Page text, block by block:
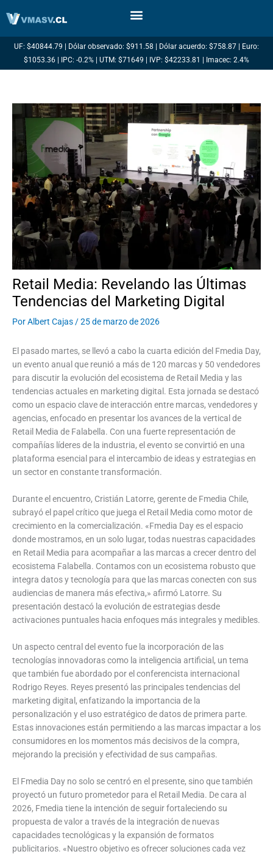
UF: $40844.79 | Dólar observado: $911.58 | Dólar acuerdo: $758.87 | Euro:
$1053.36 | IPC: -0.2% | UTM: $71649 | IVP: $42233.81 | Imacec: 2.4%
Retail Media: Revelando las Últimas
Tendencias del Marketing Digital
PorAlbert Cajas /25 de marzo de 2026
El pasado martes, se llevó a cabo la cuarta edición del Fmedia Day,
un evento anual que reunió a más de 120 marcas y 50 vendedores
para discutir la evolución del ecosistema de Retail Media y las
tendencias actuales en marketing digital. Esta jornada se destacó
como un espacio clave de interacción entre marcas, vendedores y
agencias, enfocado en presentar los avances de la vertical de
Retail Media de Falabella. Con una fuerte representación de
compañías líderes de la industria, el evento se convirtió en una
plataforma esencial para el intercambio de ideas y estrategias en
un sector en constante transformación.
Durante el encuentro, Cristián Latorre, gerente de Fmedia Chile,
subrayó el papel crítico que juega el Retail Media como motor de
crecimiento en la comercialización. «Fmedia Day es el espacio
donde mostramos, en un solo lugar, todas nuestras capacidades
en Retail Media para acompañar a las marcas a crecer dentro del
ecosistema Falabella. Contamos con un ecosistema robusto que
integra datos y tecnología para que las marcas conecten con sus
audiencias de manera más efectiva,» afirmó Latorre. Su
presentación destacó la evolución de estrategias desde
activaciones puntuales hacia enfoques más integrales y medibles.
Un aspecto central del evento fue la incorporación de las
tecnologías innovadoras como la inteligencia artificial, un tema
que también fue abordado por el conferencista internacional
Rodrigo Reyes. Reyes presentó las principales tendencias del
marketing digital, enfatizando la importancia de la
personalización y el uso estratégico de datos de primera parte.
Estas innovaciones están permitiendo a las marcas impactar a los
consumidores en los momentos más decisivos de la compra,
mejorando la precisión y efectividad de sus campañas.
El Fmedia Day no solo se centró en el presente, sino que también
proyectó un futuro prometedor para el Retail Media. De cara al
2026, Fmedia tiene la intención de seguir fortaleciendo su
propuesta de valor a través de la integración de nuevas
capacidades tecnológicas y la expansión de formatos
publicitarios. «Nuestro objetivo es ofrecer soluciones cada vez